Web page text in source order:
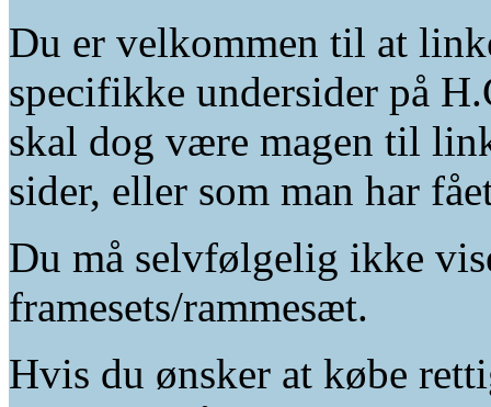
Du er velkommen til at
specifikke undersider på
skal dog være magen til
sider, eller som man har
Du må selvfølgelig ikke
framesets/rammesæt.
Hvis du ønsker at købe